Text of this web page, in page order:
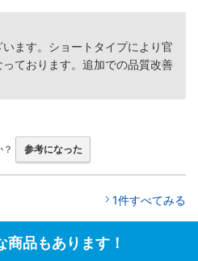
ます。ショートタイプにより官
ております。追加での品質改善
参考になった
1件すべてみる
商品もあります！